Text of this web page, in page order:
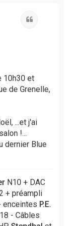
10h30 et
de Grenelle,
...et j'ai
!...
dernier Blue
N10 + DAC
+ préampli
enceintes P.E.
- Câbles